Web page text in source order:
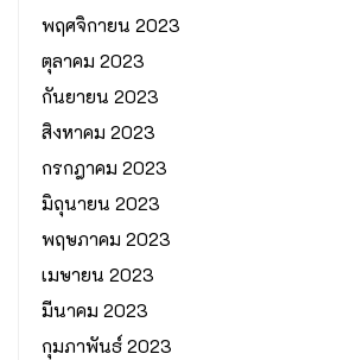
พฤศจิกายน 2023
ตุลาคม 2023
กันยายน 2023
สิงหาคม 2023
กรกฎาคม 2023
มิถุนายน 2023
พฤษภาคม 2023
เมษายน 2023
มีนาคม 2023
กุมภาพันธ์ 2023